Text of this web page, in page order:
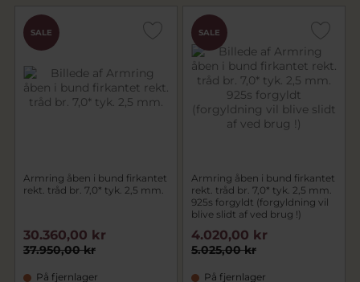
SALE
Armring åben i bund firkantet
rekt. tråd br. 7,0* tyk. 2,5 mm.
37.950,00 kr
30.360,00 kr
På fjernlager
SALE
Armring åben i bund firkantet
rekt. tråd br. 7,0* tyk. 2,5 mm.
925s forgyldt (forgyldning vil
blive slidt af ved brug !)
5.025,00 kr
4.020,00 kr
På fjernlager